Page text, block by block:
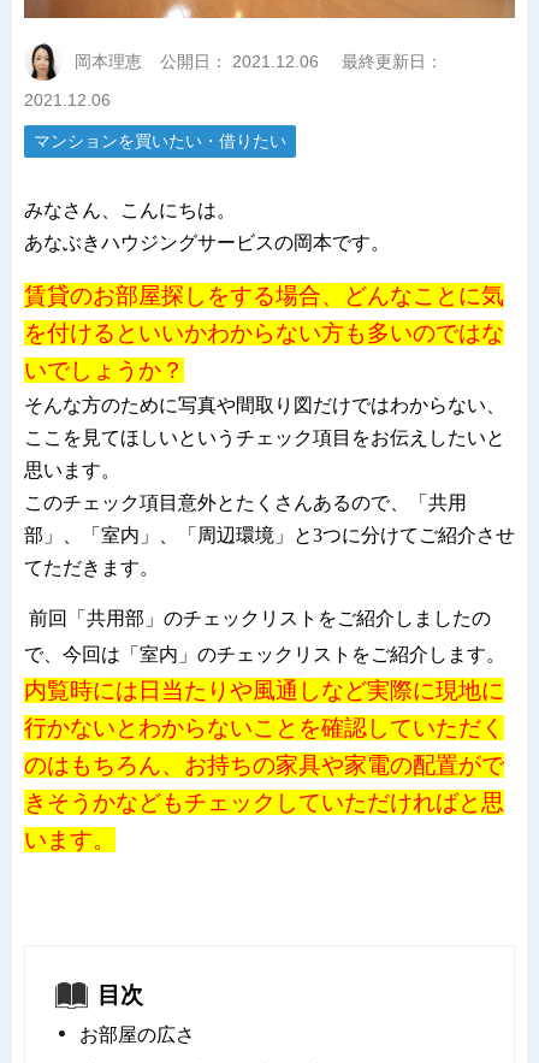
岡本理恵 公開日： 2021.12.06
最終更新日：
2021.12.06
マンションを買いたい・借りたい
みなさん、こんにちは。
あなぶきハウジングサービスの岡本です。
賃貸のお部屋探しをする場合、どんなことに気
を付けるといいかわからない方も多いのではな
いでしょうか？
そんな方のために写真や間取り図だけではわからない、
ここを見てほしいというチェック項目をお伝えしたいと
思います。
このチェック項目意外とたくさんあるので、「共用
部」、「室内」、「周辺環境」と3つに分けてご紹介させ
てただきます。
前回「共用部」のチェックリストをご紹介しましたの
で、今回は「室内」のチェックリストをご紹介します。
内覧時には日当たりや風通しなど実際に現地に
行かないとわからないことを確認していただく
のはもちろん、お持ちの家具や家電の配置がで
きそうかなどもチェックしていただければと思
います。
目次
お部屋の広さ